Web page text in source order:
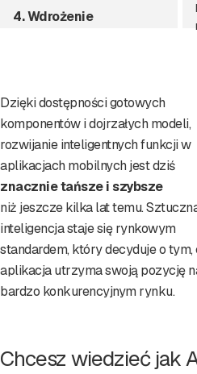
4. Wdrożenie
Dzięki dostępności gotowych
komponentów i dojrzałych modeli,
rozwijanie inteligentnych funkcji w
aplikacjach mobilnych jest dziś
znacznie tańsze i szybsze
niż jeszcze kilka lat temu.
inteligencja staje się rynkowym
standardem, który decyduje o tym,
aplikacja utrzyma swoją pozycję
bardzo konkurencyjnym rynku.
Chcesz wiedzieć jak